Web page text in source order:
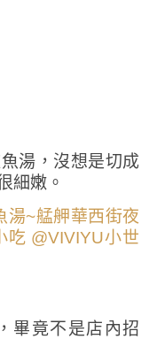
湯，沒想是切成
細嫩。
畢竟不是店內招